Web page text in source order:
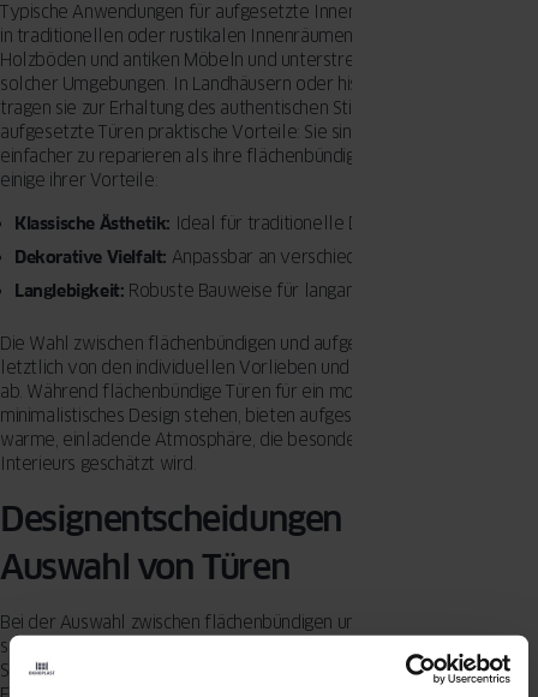
Typische Anwendungen für aufgesetzte Innentüren finden sich
in traditionellen oder rustikalen Innenräumen. Sie passen perfekt zu
Holzböden und antiken Möbeln und unterstreichen den Charme
solcher Umgebungen. In Landhäusern oder historischen Gebäuden
tragen sie zur Erhaltung des authentischen Stils bei. Zudem bieten
aufgesetzte Türen praktische Vorteile: Sie sind oft robuster und
einfacher zu reparieren als ihre flächenbündigen Gegenstücke. Hier
einige ihrer Vorteile:
Klassische Ästhetik: Ideal für traditionelle Designs.
Dekorative Vielfalt: Anpassbar an verschiedene Stilrichtungen.
Langlebigkeit: Robuste Bauweise für langanhaltende Nutzung.
Die Wahl zwischen flächenbündigen und aufgesetzten Türen hängt
letztlich von den individuellen Vorlieben und dem gewünschten Stil
ab. Während flächenbündige Türen für ein modernes,
minimalistisches Design stehen, bieten aufgesetzte Türen eine
warme, einladende Atmosphäre, die besonders in klassischen
Interieurs geschätzt wird.
Designentscheidungen bei der
Auswahl von Türen
Bei der Auswahl zwischen flächenbündigen und aufgesetzten Türen
spielen mehrere Faktoren eine Rolle, die sowohl den persönlichen
Stil als auch die funktionalen Anforderungen betreffen.